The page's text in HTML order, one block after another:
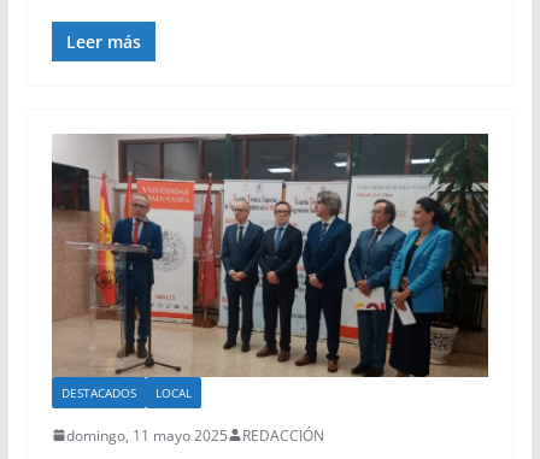
Leer más
DESTACADOS LOCAL
domingo, 11 mayo 2025 REDACCIÓN